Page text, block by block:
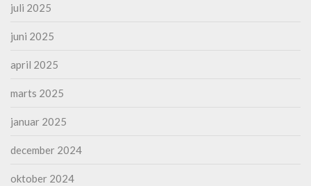
juli 2025
juni 2025
april 2025
marts 2025
januar 2025
december 2024
oktober 2024